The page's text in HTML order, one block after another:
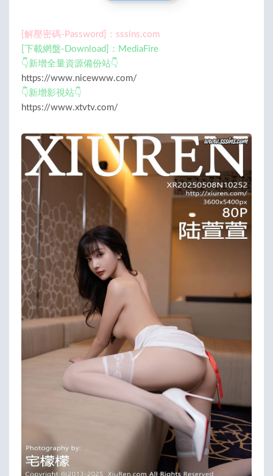
[解壓密碼-Password]：sssins.com
[下載網盤-Download]：MediaFire
👇新增全量資源備份站👇
https://www.nicewww.com/
👇新增影視站👇
https://www.xtvtv.com/